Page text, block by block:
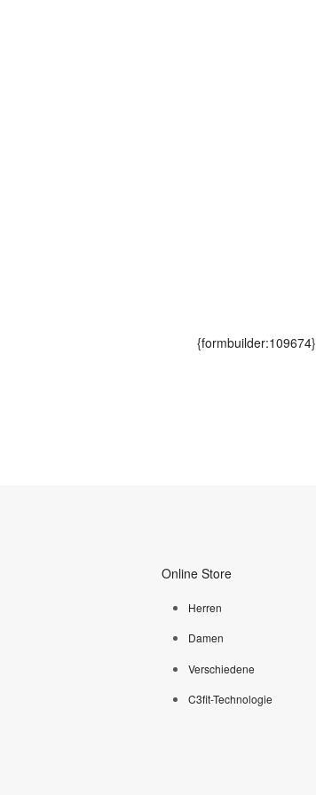
{formbuilder:109674}
Online Store
Herren
Damen
Verschiedene
C3fit-Technologie